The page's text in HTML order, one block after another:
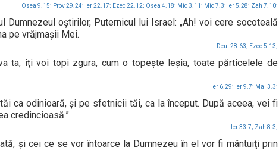
Osea 9.15; Prov 29.24; Ier 22.17; Ezec 22.12; Osea 4.18; Mic 3.11; Mic 7.3; Ier 5.28; Zah 7.10;
Dumnezeul oştirilor, Puternicul lui Israel: „Ah! voi cere socoteală
pe vrăjmaşii Mei.
Deut 28.63; Ezec 5.13;
ta, îţi voi topi zgura, cum o topeşte leşia, toate părticelele de
Ier 6.29; Ier 9.7; Mal 3.3;
ca odinioară, şi pe sfetnicii tăi, ca la început. După aceea, vei fi
credincioasă.”
Ier 33.7; Zah 8.3;
şi cei ce se vor întoarce la Dumnezeu în el vor fi mântuiţi prin